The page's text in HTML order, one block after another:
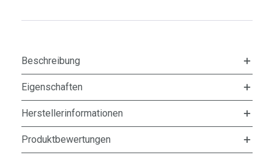
Beschreibung
Eigenschaften
Herstellerinformationen
Produktbewertungen